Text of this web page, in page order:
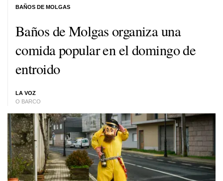
Baños de Molgas organiza una
comida popular en el domingo de
entroido
LA VOZ
O BARCO
BAÑOS DE MOLGAS